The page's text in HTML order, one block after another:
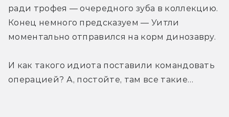
ради трофея — очередного зуба в коллекцию.
Конец немного предсказуем — Уитли
моментально отправился на корм динозавру.
И как такого идиота поставили командовать
операцией? А, постойте, там все такие…